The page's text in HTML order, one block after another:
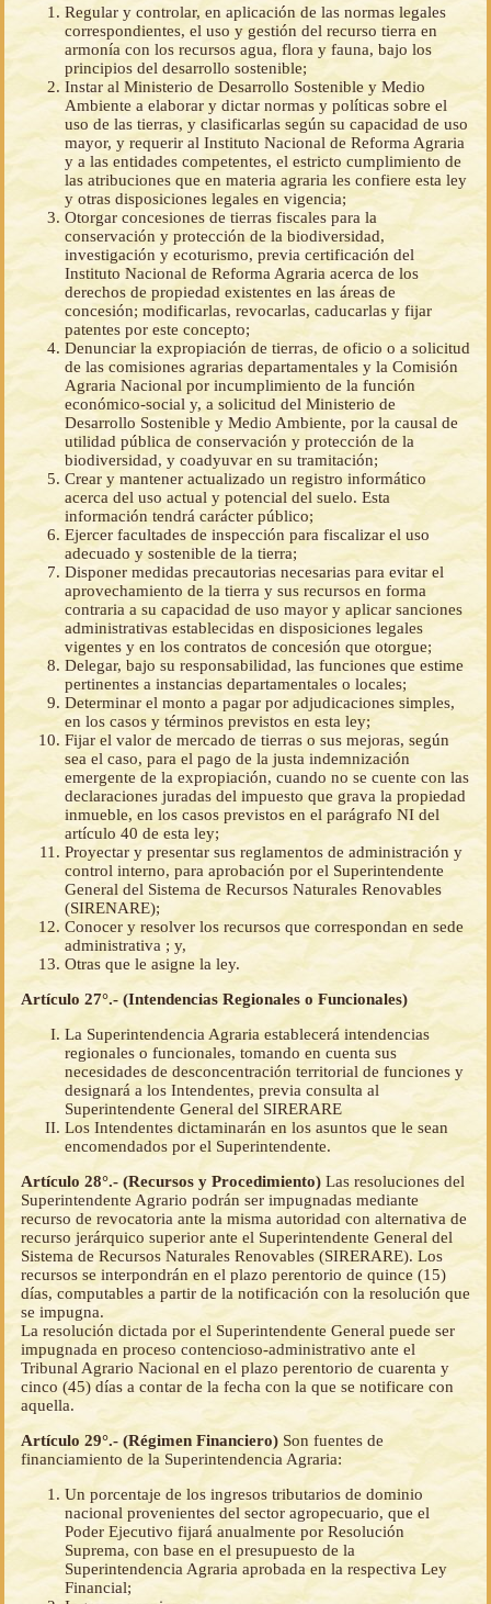
Regular y controlar, en aplicación de las normas legales
correspondientes, el uso y gestión del recurso tierra en
armonía con los recursos agua, flora y fauna, bajo los
principios del desarrollo sostenible;
Instar al Ministerio de Desarrollo Sostenible y Medio
Ambiente a elaborar y dictar normas y políticas sobre el
uso de las tierras, y clasificarlas según su capacidad de uso
mayor, y requerir al Instituto Nacional de Reforma Agraria
y a las entidades competentes, el estricto cumplimiento de
las atribuciones que en materia agraria les confiere esta ley
y otras disposiciones legales en vigencia;
Otorgar concesiones de tierras fiscales para la
conservación y protección de la biodiversidad,
investigación y ecoturismo, previa certificación del
Instituto Nacional de Reforma Agraria acerca de los
derechos de propiedad existentes en las áreas de
concesión; modificarlas, revocarlas, caducarlas y fijar
patentes por este concepto;
Denunciar la expropiación de tierras, de oficio o a solicitud
de las comisiones agrarias departamentales y la Comisión
Agraria Nacional por incumplimiento de la función
económico-social y, a solicitud del Ministerio de
Desarrollo Sostenible y Medio Ambiente, por la causal de
utilidad pública de conservación y protección de la
biodiversidad, y coadyuvar en su tramitación;
Crear y mantener actualizado un registro informático
acerca del uso actual y potencial del suelo. Esta
información tendrá carácter público;
Ejercer facultades de inspección para fiscalizar el uso
adecuado y sostenible de la tierra;
Disponer medidas precautorias necesarias para evitar el
aprovechamiento de la tierra y sus recursos en forma
contraria a su capacidad de uso mayor y aplicar sanciones
administrativas establecidas en disposiciones legales
vigentes y en los contratos de concesión que otorgue;
Delegar, bajo su responsabilidad, las funciones que estime
pertinentes a instancias departamentales o locales;
Determinar el monto a pagar por adjudicaciones simples,
en los casos y términos previstos en esta ley;
Fijar el valor de mercado de tierras o sus mejoras, según
sea el caso, para el pago de la justa indemnización
emergente de la expropiación, cuando no se cuente con las
declaraciones juradas del impuesto que grava la propiedad
inmueble, en los casos previstos en el parágrafo NI del
artículo 40 de esta ley;
Proyectar y presentar sus reglamentos de administración y
control interno, para aprobación por el Superintendente
General del Sistema de Recursos Naturales Renovables
(SIRENARE);
Conocer y resolver los recursos que correspondan en sede
administrativa ; y,
Otras que le asigne la ley.
Artículo 27°.- (Intendencias Regionales o Funcionales)
La Superintendencia Agraria establecerá intendencias
regionales o funcionales, tomando en cuenta sus
necesidades de desconcentración territorial de funciones y
designará a los Intendentes, previa consulta al
Superintendente General del SIRERARE
Los Intendentes dictaminarán en los asuntos que le sean
encomendados por el Superintendente.
Artículo 28°.- (Recursos y Procedimiento) Las resoluciones del
Superintendente Agrario podrán ser impugnadas mediante
recurso de revocatoria ante la misma autoridad con alternativa de
recurso jerárquico superior ante el Superintendente General del
Sistema de Recursos Naturales Renovables (SIRERARE). Los
recursos se interpondrán en el plazo perentorio de quince (15)
días, computables a partir de la notificación con la resolución que
se impugna.
La resolución dictada por el Superintendente General puede ser
impugnada en proceso contencioso-administrativo ante el
Tribunal Agrario Nacional en el plazo perentorio de cuarenta y
cinco (45) días a contar de la fecha con la que se notificare con
aquella.
Artículo 29°.- (Régimen Financiero) Son fuentes de
financiamiento de la Superintendencia Agraria:
Un porcentaje de los ingresos tributarios de dominio
nacional provenientes del sector agropecuario, que el
Poder Ejecutivo fijará anualmente por Resolución
Suprema, con base en el presupuesto de la
Superintendencia Agraria aprobada en la respectiva Ley
Financial;